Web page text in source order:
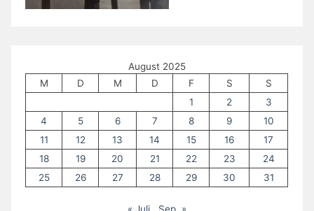
August 2025
M
D M D F S
S
1
2
3
4
5 6 7 8 9
10
11
12 13 14 15 16
17
18
19 20 21 22 23
24
25
26 27 28 29 30 31